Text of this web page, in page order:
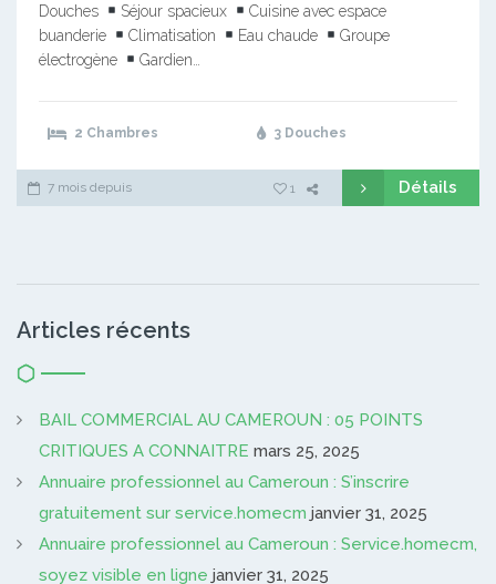
Douches
Séjour spacieux
Cuisine avec espace
buanderie
Climatisation Eau chaude
Groupe
électrogène
Gardien…
2 Chambres 3 Douches
7 mois depuis 1 Détails
Articles récents
BAIL COMMERCIAL AU CAMEROUN : 05 POINTS
CRITIQUES A CONNAITRE mars 25, 2025
Annuaire professionnel au Cameroun : S’inscrire
gratuitement sur service.homecm janvier 31, 2025
Annuaire professionnel au Cameroun : Service.homecm,
soyez visible en ligne janvier 31, 2025